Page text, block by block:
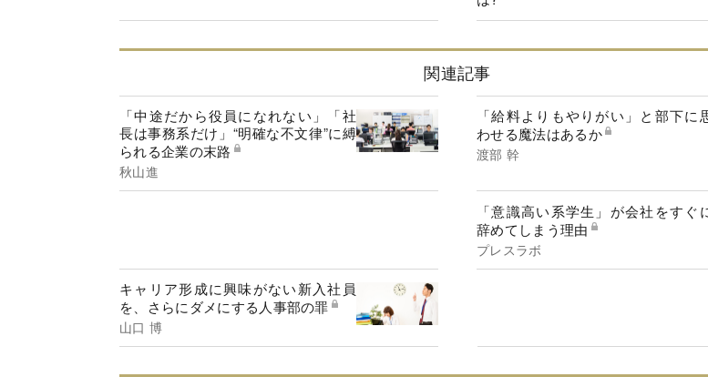
関連記事
「中途だから役員になれない」「社
長は事務系だけ」“明確な不文律”に縛
られる企業の末路
秋山進
「給料よりもやりがい」と部下に
わせる魔法はあるか
渡部 幹
「意識高い系学生」が会社をすぐ
辞めてしまう理由
プレスラボ
キャリア形成に興味がない新入社員
を、さらにダメにする人事部の罪
山口 博